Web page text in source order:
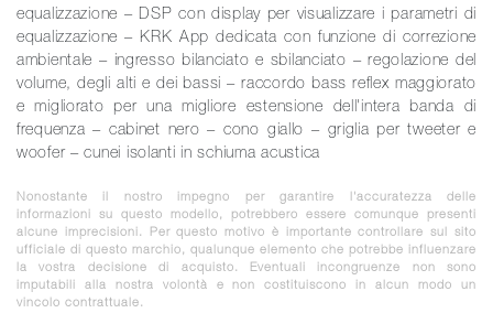
equalizzazione – DSP con display per visualizzare i parametri di
equalizzazione – KRK App dedicata con funzione di correzione
ambientale – ingresso bilanciato e sbilanciato – regolazione del
volume, degli alti e dei bassi – raccordo bass reflex maggiorato
e migliorato per una migliore estensione dell'intera banda di
frequenza – cabinet nero – cono giallo – griglia per tweeter e
woofer – cunei isolanti in schiuma acustica
Nonostante il nostro impegno per garantire l'accuratezza delle
informazioni su questo modello, potrebbero essere comunque presenti
alcune imprecisioni. Per questo motivo è importante controllare sul sito
ufficiale di questo marchio, qualunque elemento che potrebbe influenzare
la vostra decisione di acquisto. Eventuali incongruenze non sono
imputabili alla nostra volontà e non costituiscono in alcun modo un
vincolo contrattuale.